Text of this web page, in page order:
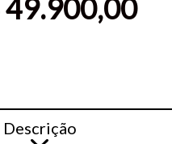
e Ctrl- (para diminuir) no seu
49.900,00
Descrição